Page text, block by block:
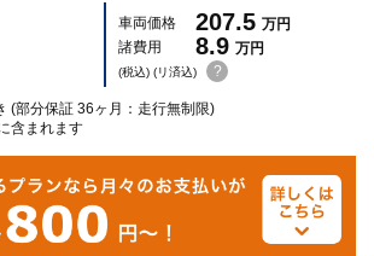
車両価格 207.5 万円
諸費用
8.9 万円
(税込) (リ済込) ?
(部分保証 36ヶ月：走行無制限)
含まれます